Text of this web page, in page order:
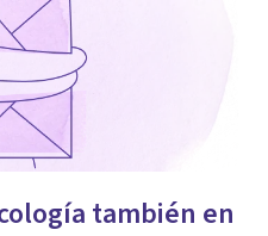
también en